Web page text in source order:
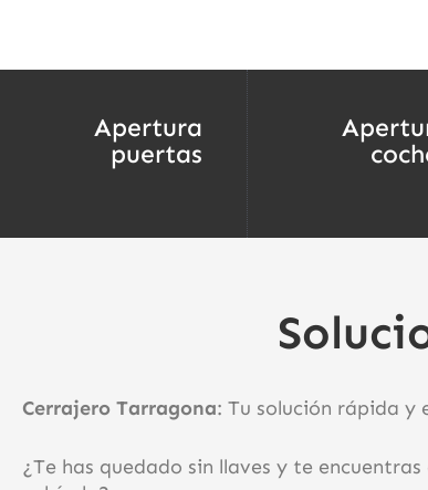
Apertura
puertas
Cerrajero Tarragona: Tu solución rápida y
¿Te has quedado sin llaves y te